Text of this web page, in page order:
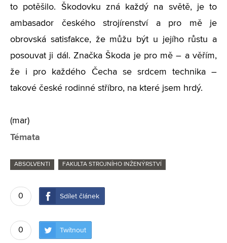
to potěšilo. Škodovku zná každý na světě, je to
ambasador českého strojírenství a pro mě je
obrovská satisfakce, že můžu být u jejího růstu a
posouvat ji dál. Značka Škoda je pro mě – a věřím,
že i pro každého Čecha se srdcem technika –
takové české rodinné stříbro, na které jsem hrdý.
(mar)
Témata
ABSOLVENTI FAKULTA STROJNÍHO INŽENÝRSTVÍ
0 Sdílet článek
0 Twítnout